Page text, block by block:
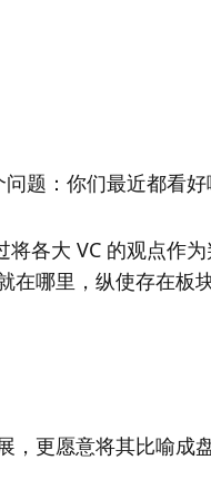
题：你们最近都看好
各大 VC 的观点作
在哪里，纵使存在板
，更愿意将其比喻成